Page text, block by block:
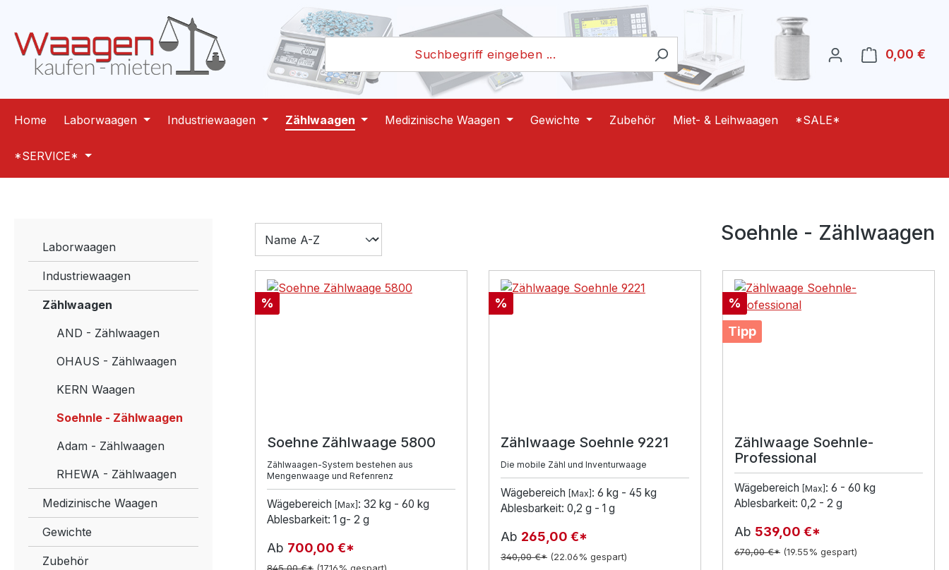
Zur Hauptnavigation springen
0,00 €
Home Laborwaagen Industriewaagen Zählwaagen Medizinische Waagen Gewichte Zubehör Miet- & Leihwaagen *SALE*
*SERVICE*
Laborwaagen
Industriewaagen
Zählwaagen
AND - Zählwaagen
OHAUS - Zählwaagen
KERN Waagen
Soehnle - Zählwaagen
Adam - Zählwaagen
RHEWA - Zählwaagen
Medizinische Waagen
Gewichte
Zubehör
Soehnle - Zählwaagen
Rabatt
%
Soehne Zählwaage 5800
Zählwaagen-System bestehen aus
Mengenwaage und Refenrenz
Wägebereich [Max] : 32 kg - 60 kg
Ablesbarkeit: 1 g- 2 g
Ab 700,00 €*
Rabatt
%
Zählwaage Soehnle 9221
Die mobile Zähl und Inventurwaage
Wägebereich [Max] : 6 kg - 45 kg
Ablesbarkeit: 0,2 g - 1 g
Ab 265,00 €*
340,00 €* (22.06% gespart)
Rabatt
%
Tipp
Zählwaage Soehnle-
Professional
Wägebereich [Max] : 6 - 60 kg
Ablesbarkeit: 0,2 - 2 g
Ab 539,00 €*
670,00 €* (19.55% gespart)